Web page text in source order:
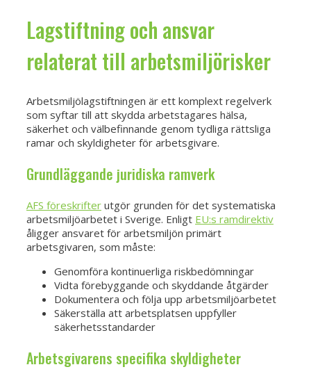
Lagstiftning och ansvar
relaterat till arbetsmiljörisker
Arbetsmiljölagstiftningen är ett komplext regelverk
som syftar till att skydda arbetstagares hälsa,
säkerhet och välbefinnande genom tydliga rättsliga
ramar och skyldigheter för arbetsgivare.
Grundläggande juridiska ramverk
AFS föreskrifter utgör grunden för det systematiska
arbetsmiljöarbetet i Sverige. Enligt EU:s ramdirektiv
åligger ansvaret för arbetsmiljön primärt
arbetsgivaren, som måste:
Genomföra kontinuerliga riskbedömningar
Vidta förebyggande och skyddande åtgärder
Dokumentera och följa upp arbetsmiljöarbetet
Säkerställa att arbetsplatsen uppfyller
säkerhetsstandarder
Arbetsgivarens specifika skyldigheter